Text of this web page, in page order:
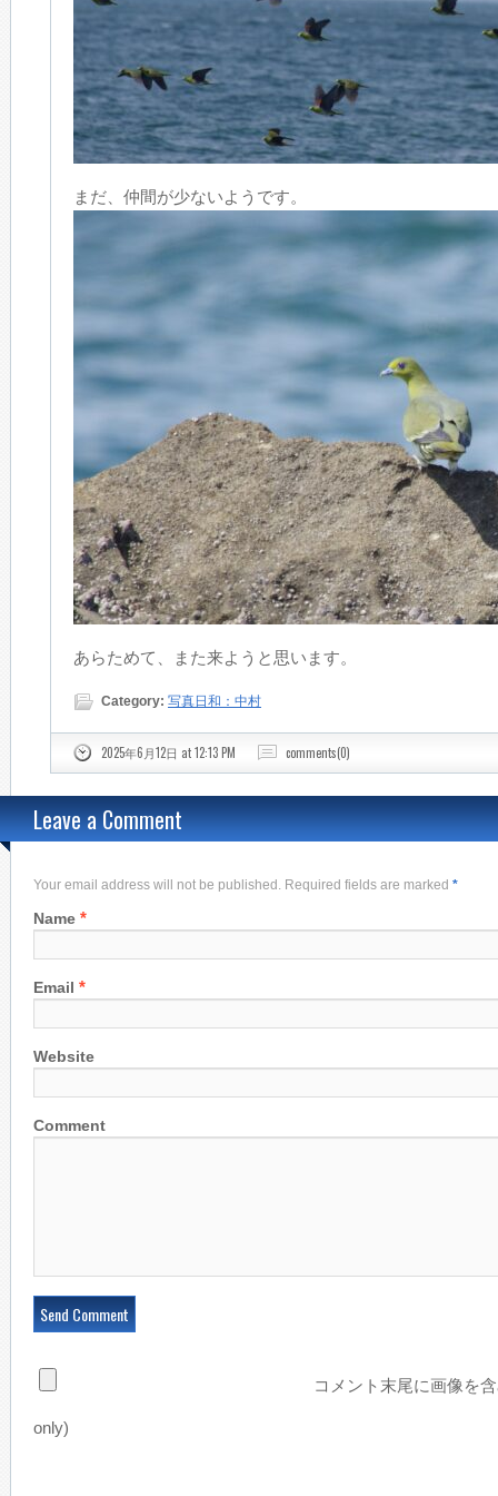
まだ、仲間が少ないようです。
あらためて、また来ようと思います。
Category: 写真日和：中村
2025年6月12日 at 12:13 PM comments(0)
Leave a Comment
Your email address will not be published. Required fields are marked *
Name *
Email *
Website
Comment
コメント末尾に画像を
only)